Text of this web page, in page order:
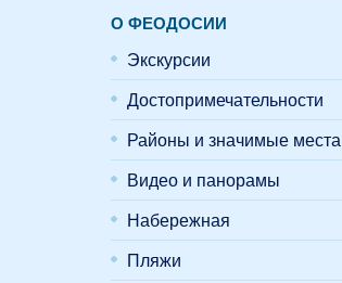
О ФЕОДОСИИ
Экскурсии
Достопримечательности
Районы и значимые места
Видео и панорамы
Набережная
Пляжи